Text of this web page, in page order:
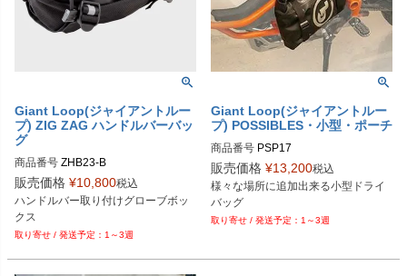
Giant Loop(ジャイアントルー
プ) ZIG ZAG ハンドルバーバッ
グ
商品番号 ZHB23-B
Turn14型番　giaZHB23-B
販売価格 ¥10,800税込
ハンドルバー取り付けグローブボッ
クス
1～3週
Giant Loop(ジャイアントルー
プ) POSSIBLES・小型・ポーチ
商品番号 PSP17
HD型番：269-0114
販売価格 ¥13,200税込
様々な場所に追加出来る小型ドライ
バッグ
1～3週